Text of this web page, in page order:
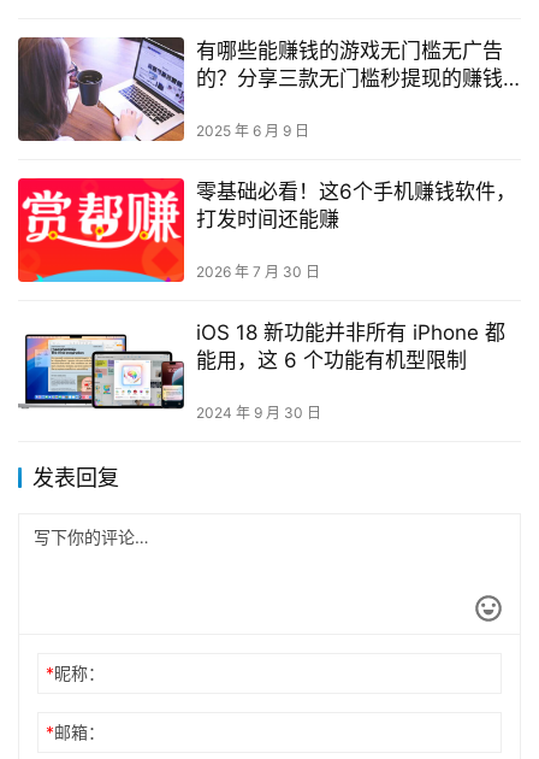
有哪些能赚钱的游戏无门槛无广告
的？分享三款无门槛秒提现的赚钱
2025 年 6 月 9 日
零基础必看！这6个手机赚钱软件，
打发时间还能赚
2026 年 7 月 30 日
iOS 18 新功能并非所有 iPhone 都
能用，这 6 个功能有机型限制
2024 年 9 月 30 日
发表回复
*昵称：
*邮箱：